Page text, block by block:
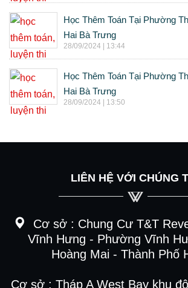
Học Thêm Toán Tại Phường
Hai Bà Trưng
28/09/2024 | 13:44
Học Thêm Toán Tại Phường
Hai Bà Trưng
28/09/2024 | 13:50
LIÊN HỆ VỚI CHÚNG
Cơ sở : Chung Cư T&T
Vĩnh Hưng - Phường Vĩnh
Hoàng Mai - Thành Phố
Cơ sở : Tháp A West Bay khu